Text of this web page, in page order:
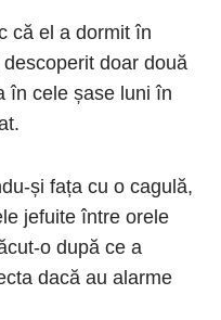
că el a dormit în
doar două
în cele șase luni în
și fața cu o cagulă,
jefuite între orele
o după ce a
dacă au alarme